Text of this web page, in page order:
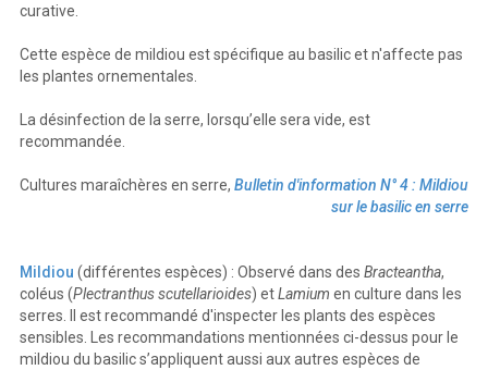
curative.
Cette espèce de mildiou est spécifique au basilic et n'affecte pas
les plantes ornementales.
La désinfection de la serre, lorsqu’elle sera vide, est
recommandée.
Cultures maraîchères en serre, Bulletin d'information N° 4 : Mildiou
sur le basilic en serre
Mildiou (différentes espèces) : Observé dans des Bracteantha,
coléus (Plectranthus scutellarioides) etLamium en culture dans les
serres. Il est recommandé d'inspecter les plants des espèces
sensibles. Les recommandations mentionnées ci-dessus pour le
mildiou du basilic s’appliquent aussi aux autres espèces de